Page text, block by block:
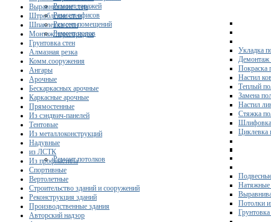
Ремонт гаражей
Ремонт офисов
Ремонт помещений
Ремонт полов
Укладка
Демонтаж
Покраска
Настил
Теплый
Замена
Настил
Стяжка
Циклевка
Ремонт потолков
Натяжные
Потолки
Выравнивание стен
Штробление стен
Шпаклевка стен
Монтаж перегородок
Грунтовка стен
Алмазная резка
Комм.сооружения
Ангары
Арочные
Бескаркасных арочные
Каркасные арочные
Прямостенные
Из сэндвич-панелей
Тентовые
Из металлоконструкций
Надувные
из ЛСТК
Из профнастила
Спортивные
Вертолетные
Строительство зданий и сооружений
Реконструкция зданий
Производственные здания
Авторский надзор